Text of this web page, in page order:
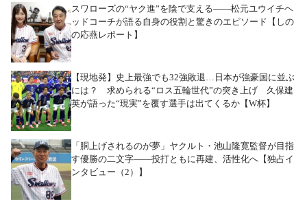
スワローズの“ヤク進”を陰で支える――松元ユウイチヘ
ッドコーチが語る自身の役割と驚きのエピソード【しの
の応燕レポート】
【現地発】史上最強でも32強敗退…日本が強豪国に並ぶ
には？ 求められる“ロス五輪世代”の突き上げ 久保建
英が語った“現実”を覆す選手は出てくるか【W杯】
「胴上げされるのが夢」ヤクルト・池山隆寛監督が目指
す優勝の二文字――投打ともに再建、活性化へ【独占イ
ンタビュー（2）】